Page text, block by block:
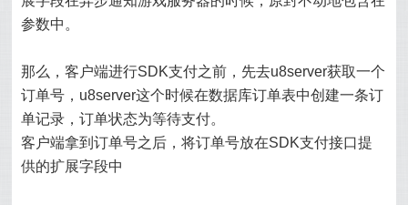
参数中。
那么，客户端进行SDK支付之前，先去u8server获取一个
订单号，u8server这个时候在数据库订单表中创建一条订
单记录，订单状态为等待支付。
客户端拿到订单号之后，将订单号放在SDK支付接口提
供的扩展字段中